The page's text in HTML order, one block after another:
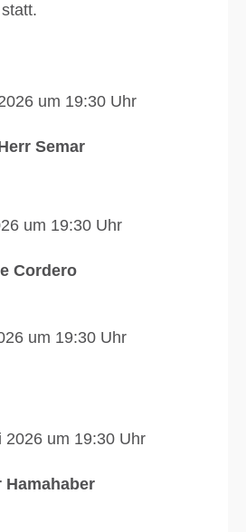
um 19:30 Uhr
Semar
um 19:30 Uhr
Cordero
um 19:30 Uhr
2026 um 19:30 Uhr
Hamahaber